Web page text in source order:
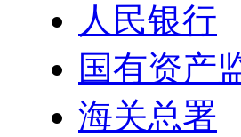
人民银行
国有资产
海关总署